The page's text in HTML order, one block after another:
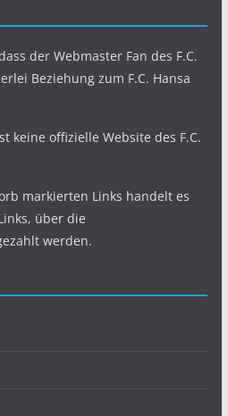
der Webmaster Fan des F.C.
Beziehung zum F.C. Hansa
keine offizielle Website des F.C.
markierten Links handelt es
über die
werden.